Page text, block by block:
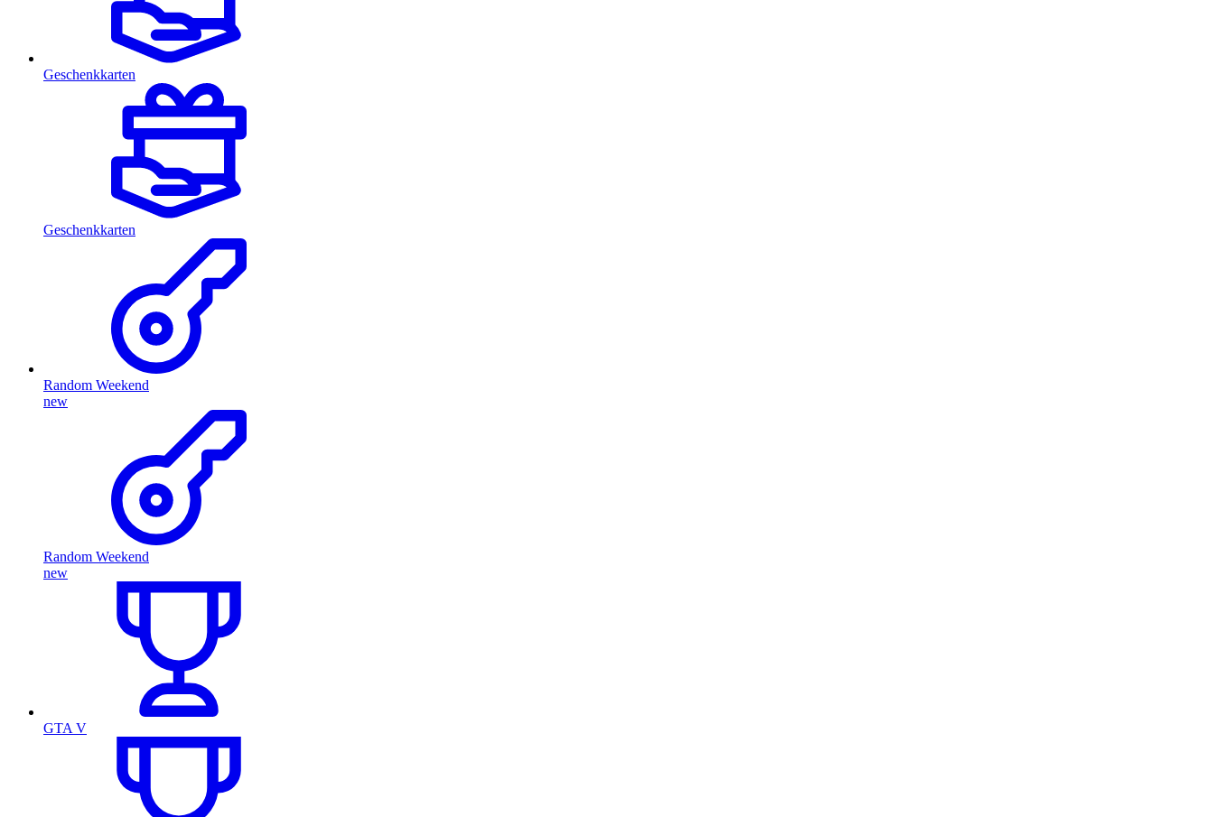
Geschenkkarten
Geschenkkarten
Random Weekend
new
Random Weekend
new
GTA V